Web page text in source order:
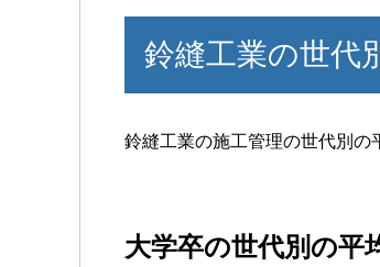
鈴縫工業の世代
鈴縫工業の施工管理の世代別の
大学卒の世代別の平